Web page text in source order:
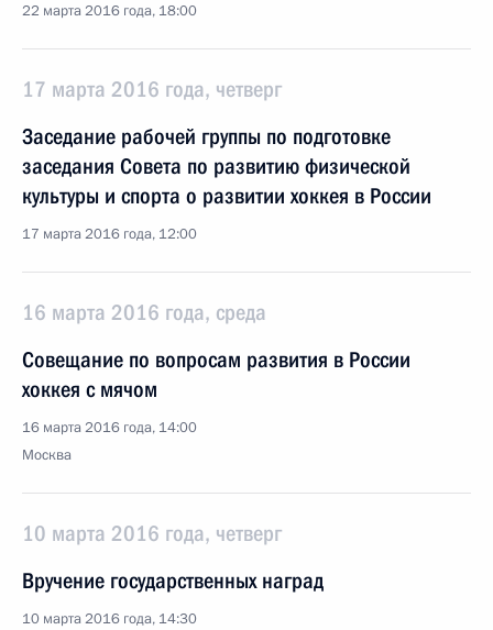
22 марта 2016 года, 18:00
17 марта 2016 года, четверг
Заседание рабочей группы по подготовке
заседания Совета по развитию физической
культуры и спорта о развитии хоккея в России
17 марта 2016 года, 12:00
16 марта 2016 года, среда
Совещание по вопросам развития в России
хоккея с мячом
16 марта 2016 года, 14:00
Москва
10 марта 2016 года, четверг
Вручение государственных наград
10 марта 2016 года, 14:30